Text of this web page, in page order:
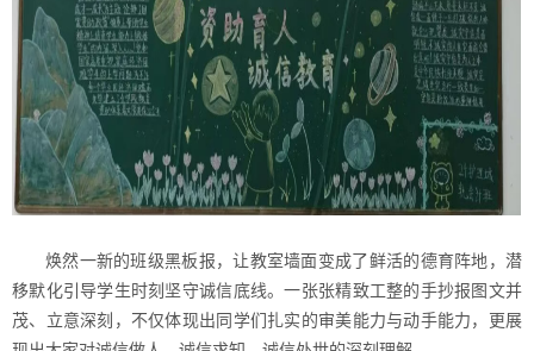
焕然一新的班级黑板报，让教室墙面变成了鲜活的德育阵地，潜
移默化引导学生时刻坚守诚信底线。一张张精致工整的手抄报图文并
茂、立意深刻，不仅体现出同学们扎实的审美能力与动手能力，更展